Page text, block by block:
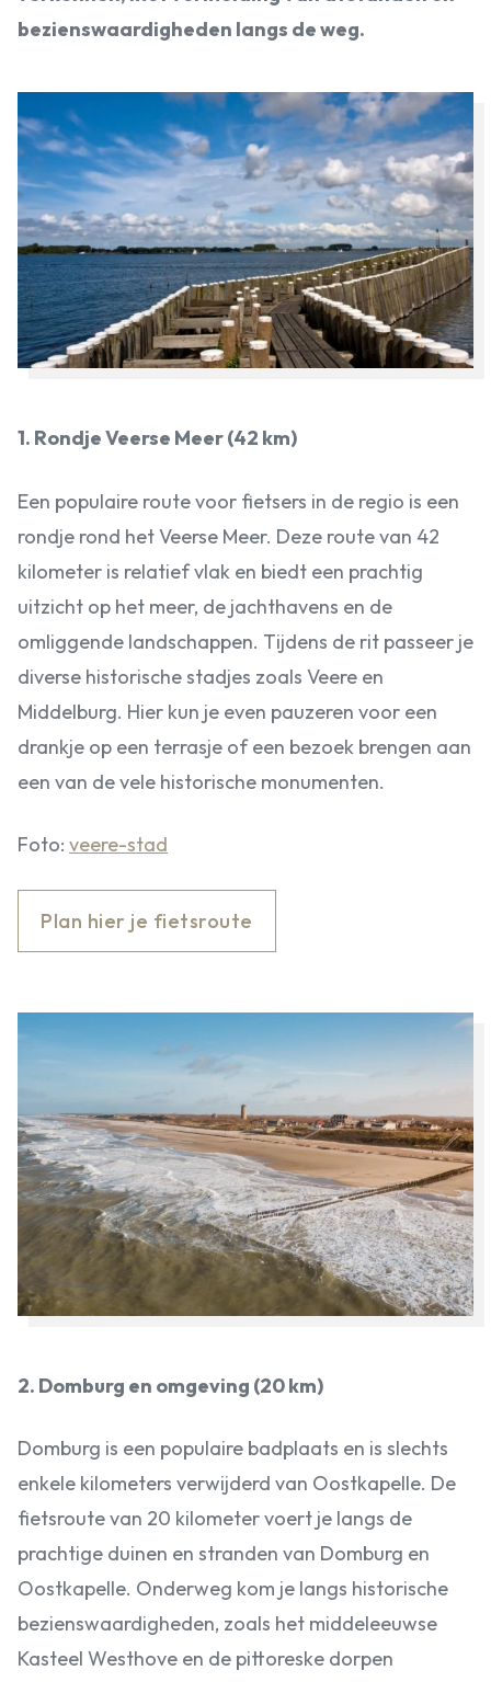
bezienswaardigheden langs de weg.
1. Rondje Veerse Meer (42 km)
Een populaire route voor fietsers in de regio is een
rondje rond het Veerse Meer. Deze route van 42
kilometer is relatief vlak en biedt een prachtig
uitzicht op het meer, de jachthavens en de
omliggende landschappen. Tijdens de rit passeer je
diverse historische stadjes zoals Veere en
Middelburg. Hier kun je even pauzeren voor een
drankje op een terrasje of een bezoek brengen aan
een van de vele historische monumenten.
Foto: veere-stad
Plan hier je fietsroute
2. Domburg en omgeving (20 km)
Domburg is een populaire badplaats en is slechts
enkele kilometers verwijderd van Oostkapelle. De
fietsroute van 20 kilometer voert je langs de
prachtige duinen en stranden van Domburg en
Oostkapelle. Onderweg kom je langs historische
bezienswaardigheden, zoals het middeleeuwse
Kasteel Westhove en de pittoreske dorpen